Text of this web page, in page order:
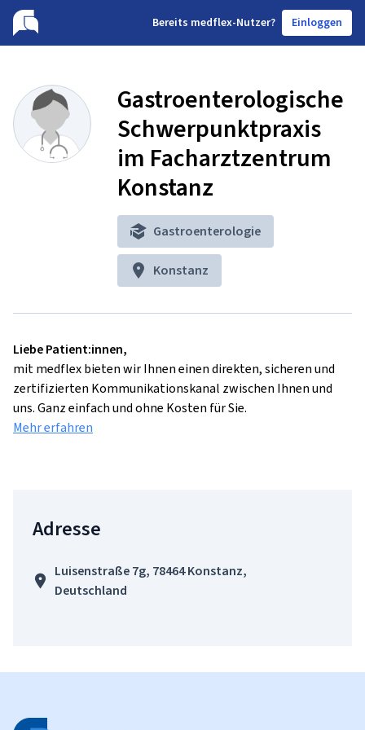
Bereits medflex-Nutzer? Einloggen
Gastroenterologische
Schwerpunktpraxis
im Facharztzentrum
Konstanz
Gastroenterologie
Konstanz
Liebe Patient:innen,
mit medflex bieten wir Ihnen einen direkten, sicheren und
zertifizierten Kommunikationskanal zwischen Ihnen und
uns. Ganz einfach und ohne Kosten für Sie.
Mehr erfahren
Adresse
Luisenstraße 7g, 78464 Konstanz,
Deutschland